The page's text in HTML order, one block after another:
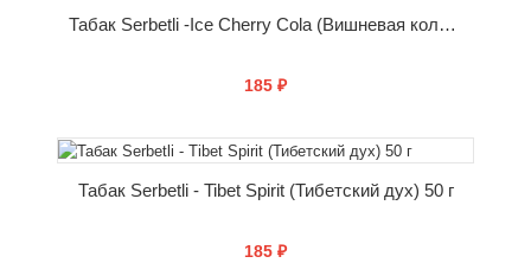
Табак Serbetli -Ice Cherry Cola (Вишневая кола со льдом) 50 г
185 ₽
КУПИТЬ
Табак Serbetli - Tibet Spirit (Тибетский дух) 50 г
185 ₽